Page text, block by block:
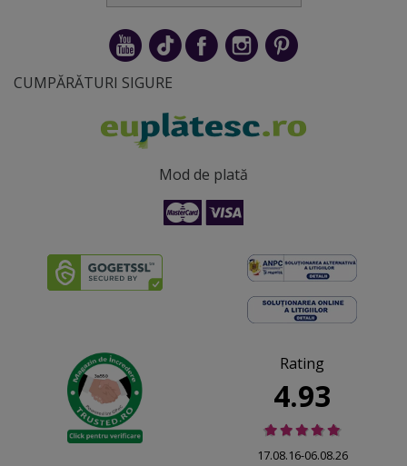
CUMPĂRĂTURI SIGURE
Mod de plată
Rating
4.93
17.08.16-06.08.26